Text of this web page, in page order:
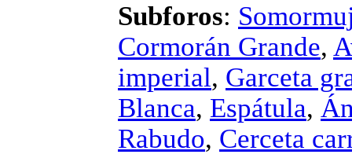
Subforos:
Cormorán Grande,
imperial, Garceta
Blanca, Espátula,
Rabudo, Cerceta